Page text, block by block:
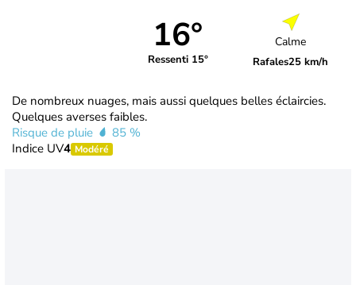
16°
Ressenti 15°
Calme
Rafales25 km/h
De nombreux nuages, mais aussi quelques belles éclaircies.
Quelques averses faibles.
Risque de pluie
85 %
Indice UV4 Modéré